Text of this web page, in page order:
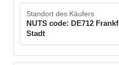
Standort des Käufers
NUTS code: DE712
Stadt